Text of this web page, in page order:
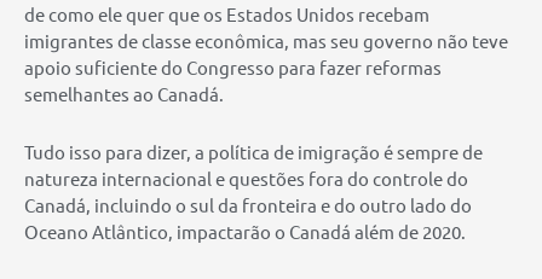
de como ele quer que os Estados Unidos recebam
imigrantes de classe econômica, mas seu governo não teve
apoio suficiente do Congresso para fazer reformas
semelhantes ao Canadá.
Tudo isso para dizer, a política de imigração é sempre de
natureza internacional e questões fora do controle do
Canadá, incluindo o sul da fronteira e do outro lado do
Oceano Atlântico, impactarão o Canadá além de 2020.